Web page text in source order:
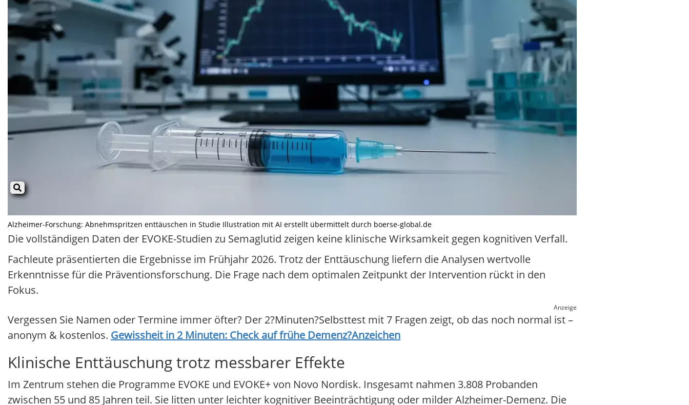
Alzheimer-Forschung: Abnehmspritzen enttäuschen in Studie Illustration mit AI erstellt übermittelt durch boerse-global.de
Die vollständigen Daten der EVOKE-Studien zu Semaglutid zeigen keine klinische Wirksamkeit gegen kognitiven Verfall.
Fachleute präsentierten die Ergebnisse im Frühjahr 2026. Trotz der Enttäuschung liefern die Analysen wertvolle
Erkenntnisse für die Präventionsforschung. Die Frage nach dem optimalen Zeitpunkt der Intervention rückt in den
Fokus.
Anzeige
Vergessen Sie Namen oder Termine immer öfter? Der 2?Minuten?Selbsttest mit 7 Fragen zeigt, ob das noch normal ist –
anonym & kostenlos. Gewissheit in 2 Minuten: Check auf frühe Demenz?Anzeichen
Klinische Enttäuschung trotz messbarer Effekte
Im Zentrum stehen die Programme EVOKE und EVOKE+ von Novo Nordisk. Insgesamt nahmen 3.808 Probanden
zwischen 55 und 85 Jahren teil. Sie litten unter leichter kognitiver Beeinträchtigung oder milder Alzheimer-Demenz. Die